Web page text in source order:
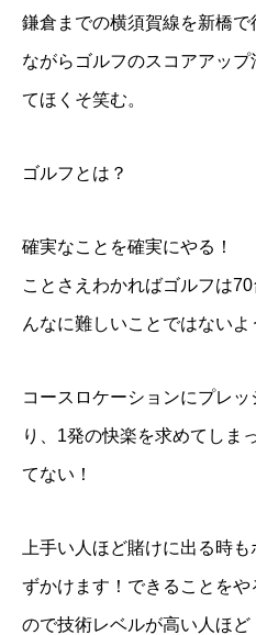
鎌倉までの横須賀線を新橋
ながらゴルフのスコアアッ
てほくそ笑む。
ゴルフとは？
確実なことを確実にやる！
ことさえわかればゴルフは
んなに難しいことではないよ
コースロケーションにプレ
り、1発の快楽を求めてしま
てない！
上手い人ほど賭けに出る時
ずかけます！できることを
ので技術レベルが高い人ほ